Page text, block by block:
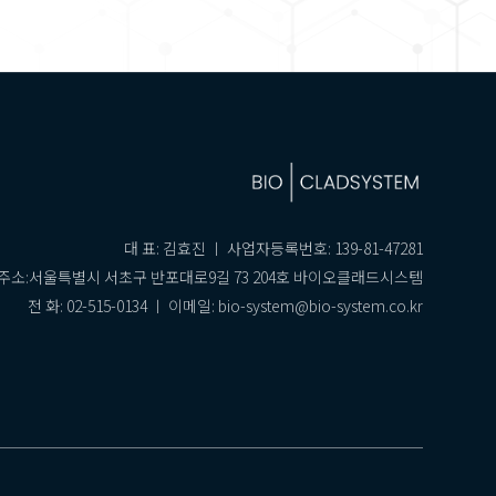
대 표: 김효진 ㅣ 사업자등록번호: 139-81-47281
소:서울특별시 서초구 반포대로9길 73 204호 바이오클래드시스템
전 화: 02-515-0134 ㅣ 이메일: bio-system@bio-system.co.kr